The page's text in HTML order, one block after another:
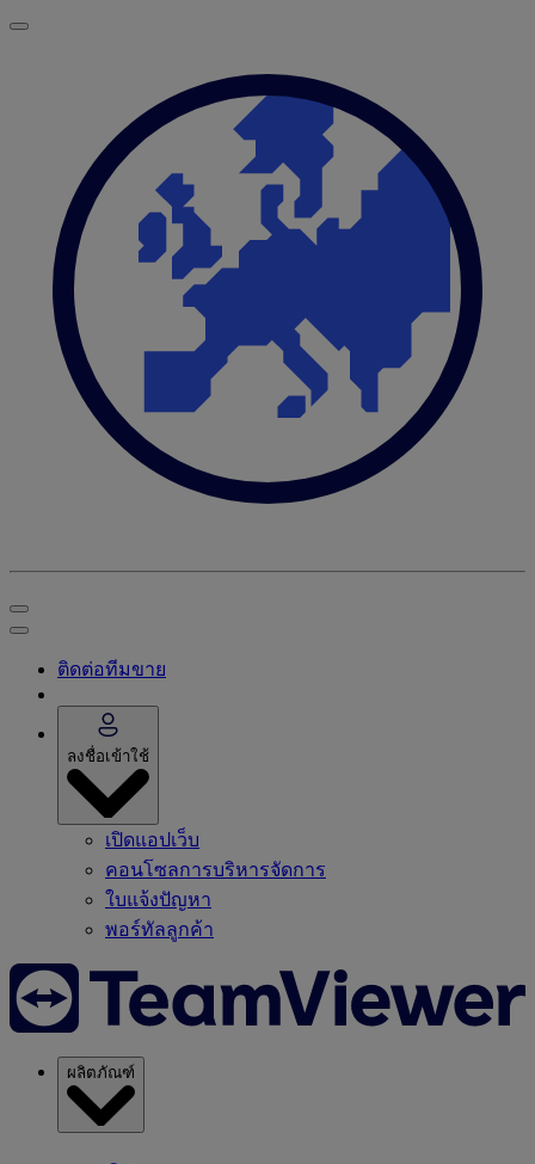
ติดต่อทีมขาย
ลงชื่อเข้าใช้
เปิดแอปเว็บ
คอนโซลการบริหารจัดการ
ใบแจ้งปัญหา
พอร์ทัลลูกค้า
ผลิตภัณฑ์